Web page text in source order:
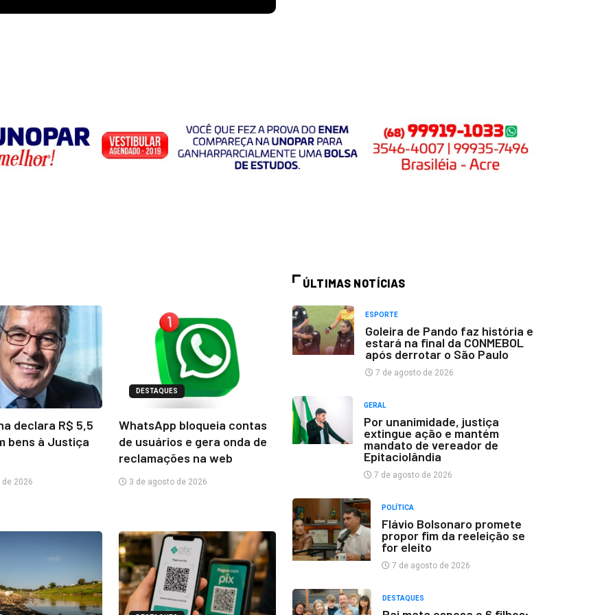
declara R$ 5,5
bens à Justiça
2026
DESTAQUES
WhatsApp bloqueia contas
de usuários e gera onda de
reclamações na web
3 de agosto de 2026
ÚLTIMAS NOTÍCIAS
ESPORTE
Goleira de Pando faz história e
estará na final da CONMEBOL
após derrotar o São Paulo
7 de agosto de 2026
GERAL
Por unanimidade, justiça
extingue ação e mantém
mandato de vereador de
Epitaciolândia
7 de agosto de 2026
POLÍTICA
Flávio Bolsonaro promete
propor fim da reeleição se
for eleito
7 de agosto de 2026
DESTAQUES